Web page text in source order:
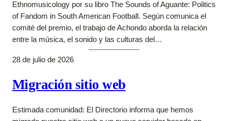
Ethnomusicology por su libro The Sounds of Aguante: Politics
of Fandom in South American Football. Según comunica el
comité del premio, el trabajo de Achondo aborda la relación
entre la música, el sonido y las culturas del…
28 de julio de 2026
Migración sitio web
Estimada comunidad: El Directorio informa que hemos